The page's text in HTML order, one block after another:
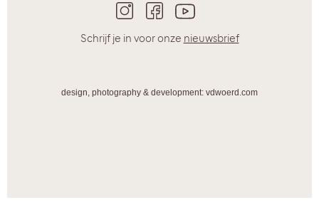
Schrijf je in voor onze nieuwsbrief
design, photography & development: vdwoerd.com